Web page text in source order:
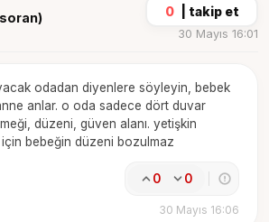
0 takip et
30 Mayıs 16:01
odadan diyenlere söyleyin, bebek
anlar. o oda sadece dört duvar
düzeni, güven alanı. yetişkin
için bebeğin düzeni bozulmaz
0 0
30 Mayıs 16:06